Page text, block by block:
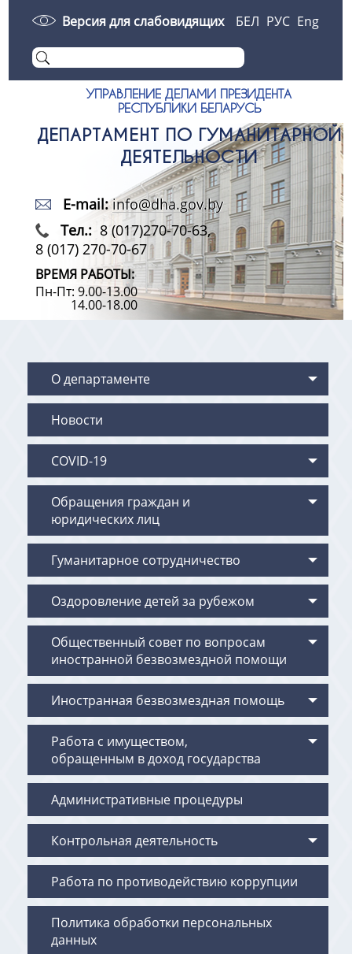
Версия для слабовидящих БЕЛ РУС Eng
УПРАВЛЕНИЕ ДЕЛАМИ ПРЕЗИДЕНТА
РЕСПУБЛИКИ БЕЛАРУСЬ
ДЕПАРТАМЕНТ ПО ГУМАНИТАРНОЙ
ДЕЯТЕЛЬНОСТИ
E-mail: info@dha.gov.by
Тел.:8 (017)270-70-63,
8 (017) 270-70-67
ВРЕМЯ РАБОТЫ:
Пн-Пт: 9.00-13.00
14.00-18.00
О департаменте
Новости
COVID-19
Обращения граждан и
юридических лиц
Гуманитарное сотрудничество
Оздоровление детей за рубежом
Общественный совет по вопросам
иностранной безвозмездной помощи
Иностранная безвозмездная помощь
Работа с имуществом,
обращенным в доход государства
Административные процедуры
Контрольная деятельность
Работа по противодействию коррупции
Политика обработки персональных
данных